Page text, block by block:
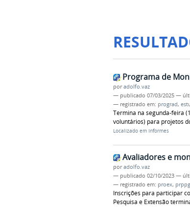
Programa de
poradolfo.vaz
— publicado 07/03/2025 —
— registrado em: prograd,
Termina na segunda-feira
voluntários) para projetos
Localizado em Informes
Avaliadores e
poradolfo.vaz
— publicado 02/10/2023 —
— registrado em: proex, prppg
Inscrições para participar
Pesquisa e Extensão